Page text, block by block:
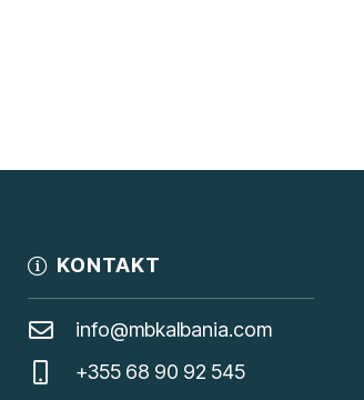
KONTAKT
info@mbkalbania.com
+355 68 90 92 545